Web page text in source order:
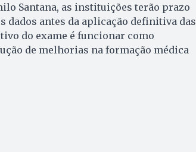
Santana, as instituições terão prazo
dados antes da aplicação definitiva das
do exame é funcionar como
de melhorias na formação médica